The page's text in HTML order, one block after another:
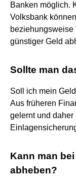
Banken möglich.
Volksbank
beziehungsweise
günstiger Geld
Sollte man
Soll ich mein
Aus früheren
gelernt und
Kann man
abheben?